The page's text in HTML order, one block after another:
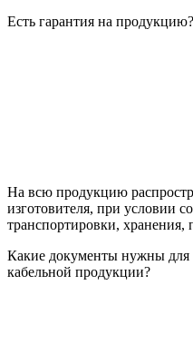
Есть гарантия на продукцию?
На всю продукцию
изготовителя, при условии
транспортировки, хранения,
Какие документы нужны для
кабельной продукции?